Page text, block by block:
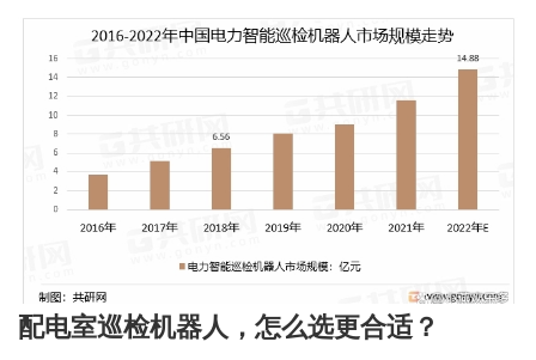
配电室巡检机器人，怎么选更合适？